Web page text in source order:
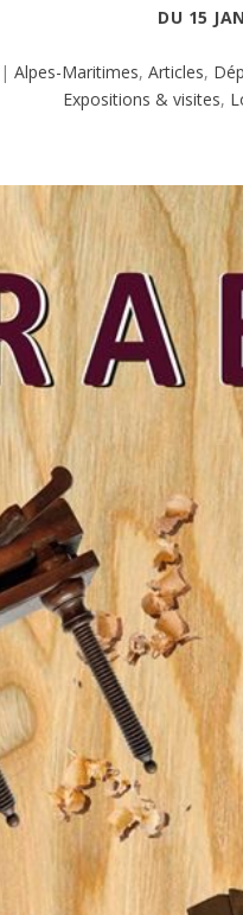
DU 15
| Alpes-Maritimes, Articles,
Expositions & visites,